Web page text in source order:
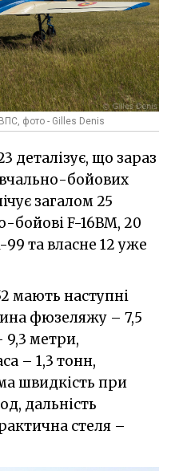
фото - Gilles Denis
деталізує, що зараз
бойових
загалом 25
бойові F-16BM, 20
99 та власне 12 уже
мають наступні
фюзеляжу – 7,5
9,3 метри,
– 1,3 тонн,
швидкість при
дальність
стеля –